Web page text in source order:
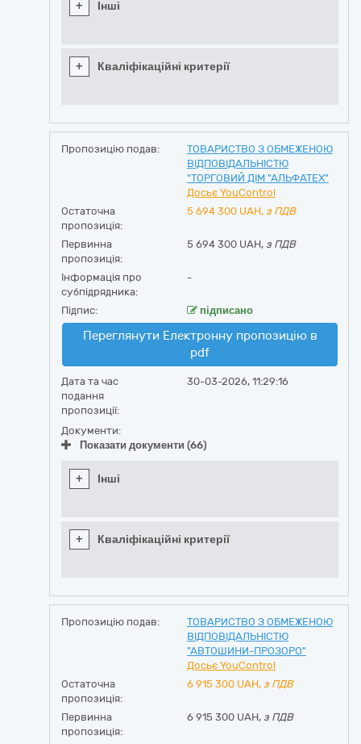
+ Інші
+ Кваліфікаційні критерії
Пропозицію подав:
ТОВАРИСТВО З ОБМЕЖЕНОЮ
ВІДПОВІДАЛЬНІСТЮ
"ТОРГОВИЙ ДІМ "АЛЬФАТЕХ"
Досьє YouControl
Остаточна
пропозиція:
5 694 300 UAH, з ПДВ
Первинна
пропозиція:
5 694 300 UAH, з ПДВ
Інформація про
субпідрядника:
-
Підпис: підписано
Переглянути Електронну пропозицію в
pdf
Дата та час
подання
пропозиції:
30-03-2026, 11:29:16
Документи:
Показати документи (66)
+ Інші
+ Кваліфікаційні критерії
Пропозицію подав:
ТОВАРИСТВО З ОБМЕЖЕНОЮ
ВІДПОВІДАЛЬНІСТЮ
"АВТОШИНИ-ПРОЗОРО"
Досьє YouControl
Остаточна
пропозиція:
6 915 300 UAH, з ПДВ
Первинна
пропозиція:
6 915 300 UAH, з ПДВ